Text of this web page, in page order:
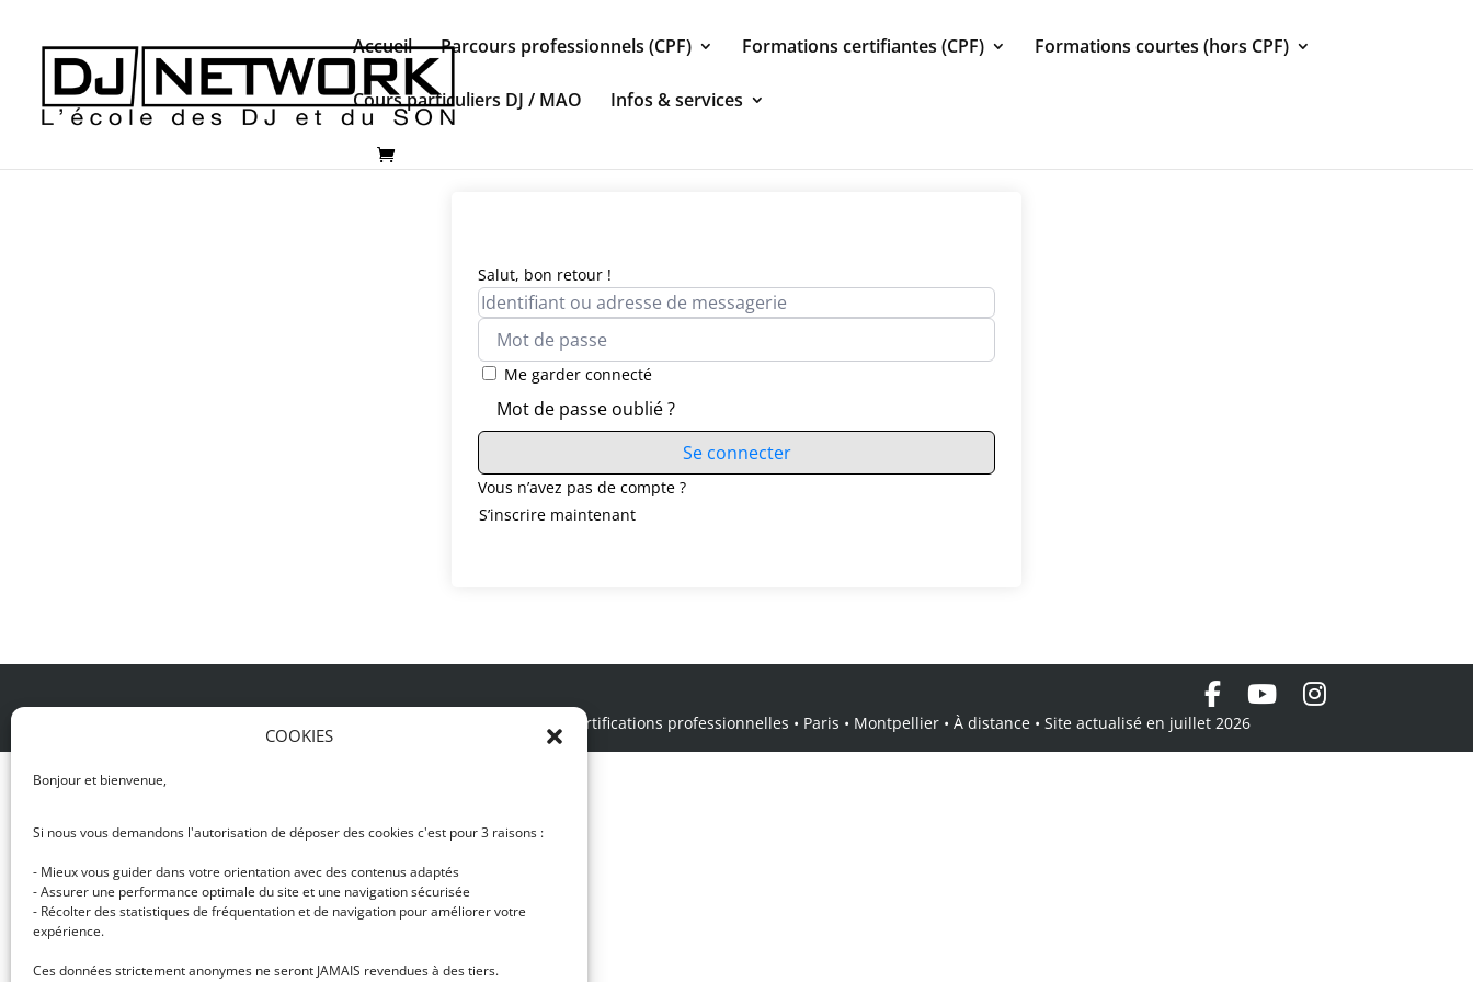
COOKIES
Bonjour et bienvenue,
Si nous vous demandons l'autorisation de déposer des cookies c'est pour 3 raisons :
- Mieux vous guider dans votre orientation avec des contenus adaptés
- Assurer une performance optimale du site et une navigation sécurisée
- Récolter des statistiques de fréquentation et de navigation pour améliorer votre
expérience.
Ces données strictement anonymes ne seront JAMAIS revendues à des tiers.
Accueil Parcours professionnels (CPF) Formations certifiantes (CPF) Formations courtes (hors CPF)
Cours particuliers DJ / MAO Infos & services
Salut, bon retour !
Me garder connecté
Mot de passe oublié ?
Se connecter
Vous n’avez pas de compte ?
S’inscrire maintenant
© DJ NETWORK • École de DJ et de production musicale • Certifications professionnelles • Paris • Montpellier • À distance • Site actualisé en juillet 2026